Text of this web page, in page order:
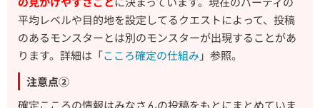
平均レベルや目的地を設定してるクエストによって、投稿
のあるモンスターとは別のモンスターが出現することがあ
ります。詳細は「こころ確定の仕組み 」参照。
注意点②
確定こころの情報はみなさんの投稿をもとにまとめていま